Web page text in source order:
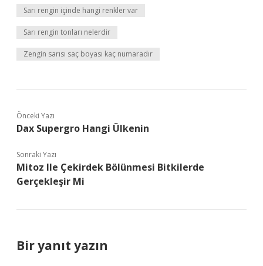
Sarı rengin içinde hangi renkler var
Sarı rengin tonları nelerdir
Zengin sarısı saç boyası kaç numaradır
Önceki Yazı
Dax Supergro Hangi Ülkenin
Sonraki Yazı
Mitoz Ile Çekirdek Bölünmesi Bitkilerde
Gerçekleşir Mi
Bir yanıt yazın